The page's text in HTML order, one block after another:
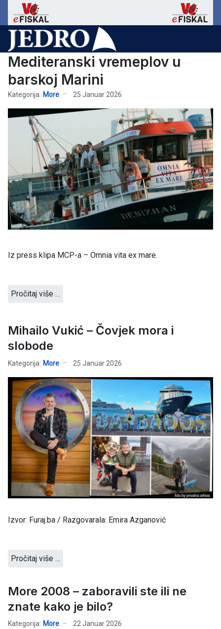
Mediteranski vremeplov u
barskoj Marini
Kategorija: More 25 Januar 2026
Iz press klipa MCP-a – Omnia vita ex mare.
Pročitaj više …
Mihailo Vukić – Čovjek mora i
slobode
Kategorija: More 25 Januar 2026
Izvor: Furaj.ba / Razgovarala: Emira Azganović
Pročitaj više …
More 2008 – zaboravili ste ili ne
znate kako je bilo?
Kategorija: More 22 Januar 2026